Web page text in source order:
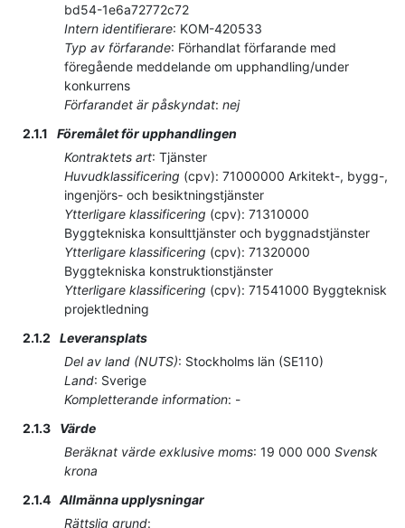
bd54-1e6a72772c72
Intern identifierare: KOM-420533
Typ av förfarande: Förhandlat förfarande med
föregående meddelande om upphandling/under
konkurrens
Förfarandet är påskyndat: nej
2.1.1
Föremålet för upphandlingen
Kontraktets art: Tjänster
Huvudklassificering (cpv): 71000000 Arkitekt-, bygg-,
ingenjörs- och besiktningstjänster
Ytterligare klassificering (cpv): 71310000
Byggtekniska konsulttjänster och byggnadstjänster
Ytterligare klassificering (cpv): 71320000
Byggtekniska konstruktionstjänster
Ytterligare klassificering (cpv): 71541000 Byggteknisk
projektledning
2.1.2
Leveransplats
Del av land (NUTS): Stockholms län (SE110)
Land: Sverige
Kompletterande information: -
2.1.3
Värde
Beräknat värde exklusive moms: 19 000 000 Svensk
krona
2.1.4 Allmänna upplysningar
Rättslig grund: